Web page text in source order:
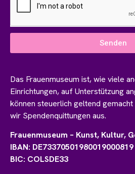
Senden
Das Frauenmuseum ist, wie viele
Einrichtungen, auf Unterstützung
können steuerlich geltend
wir Spendenquittungen aus.
Frauenmuseum – Kunst, Kultur,
IBAN: DE73370501980019000819
BIC: COLSDE33